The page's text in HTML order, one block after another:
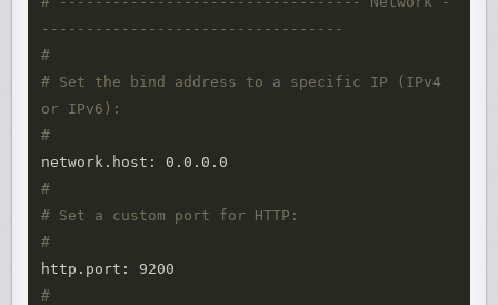
----------------------------------
#
# Set the bind address to a specific IP (IPv4
or IPv6):
#
#
# Set a custom port for HTTP:
#
#